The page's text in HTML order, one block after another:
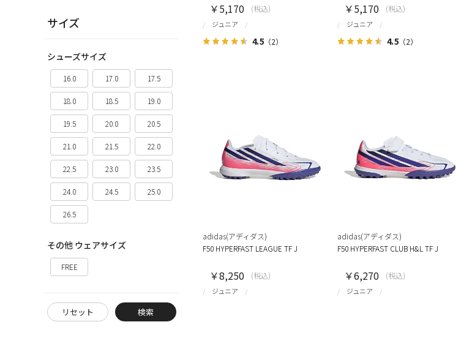
サイズ
シューズサイズ
16.0 17.0 17.5
18.0 18.5 19.0
19.5 20.0 20.5
21.0 21.5 22.0
22.5 23.0 23.5
24.0 24.5 25.0
26.5
その他 ウェアサイズ
FREE
リセット 検索
ジュニア
4.5 （2）
￥5,170 (税込)
ジュニア
4.5 （2）
￥5,170 (税込)
adidas(アディダス)
F50 HYPERFAST LEAGUE TF J
ジュニア
￥8,250 (税込)
adidas(アディダス)
F50 HYPERFAST CLUB H&L TF J
ジュニア
￥6,270 (税込)